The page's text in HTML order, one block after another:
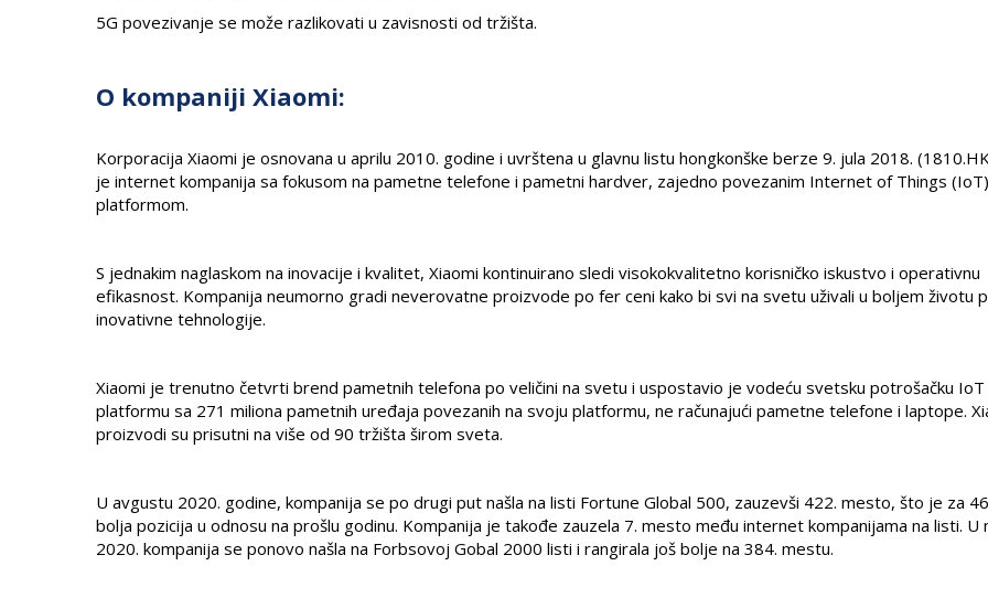
5G povezivanje se može razlikovati u zavisnosti od tržišta.
O kompaniji Xiaomi:
Korporacija Xiaomi je osnovana u aprilu 2010. godine i uvrštena u glavnu listu hongkonške berze 9. jula 2018.
je internet kompanija sa fokusom na pametne telefone i pametni hardver, zajedno povezanim Internet of Things (IoT)
platformom.
S jednakim naglaskom na inovacije i kvalitet, Xiaomi kontinuirano sledi visokokvalitetno korisničko iskustvo i operativnu
efikasnost. Kompanija neumorno gradi neverovatne proizvode po fer ceni kako bi svi na svetu uživali u boljem životu
inovativne tehnologije.
Xiaomi je trenutno četvrti brend pametnih telefona po veličini na svetu i uspostavio je vodeću svetsku potrošačku IoT
platformu sa 271 miliona pametnih uređaja povezanih na svoju platformu, ne računajući pametne telefone i laptope.
proizvodi su prisutni na više od 90 tržišta širom sveta.
U avgustu 2020. godine, kompanija se po drugi put našla na listi Fortune Global 500, zauzevši 422. mesto, što je za
bolja pozicija u odnosu na prošlu godinu. Kompanija je takođe zauzela 7. mesto među internet kompanijama na listi. U
2020. kompanija se ponovo našla na Forbsovoj Gobal 2000 listi i rangirala još bolje na 384. mestu.